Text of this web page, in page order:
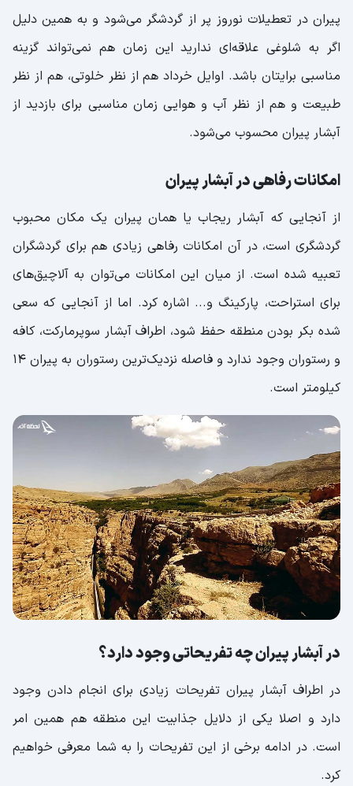
پیران در تعطیلات نوروز پر از گردشگر می‌شود و به همین دلیل
اگر به شلوغی علاقه‌ای ندارید این زمان هم نمی‌تواند گزینه
مناسبی برایتان باشد. اوایل خرداد هم از نظر خلوتی، هم از نظر
طبیعت و هم از نظر آب و هوایی زمان مناسبی برای بازدید از
آبشار پیران محسوب می‌شود.
امکانات رفاهی در آبشار پیران
از آنجایی که آبشار ریجاب یا همان پیران یک مکان محبوب
گردشگری است، در آن امکانات رفاهی زیادی هم برای گردشگران
تعبیه شده است. از میان این امکانات می‌توان به آلاچیق‌های
برای استراحت، پارکینگ و... اشاره کرد. اما از آنجایی که سعی
شده بکر بودن منطقه حفظ شود، اطراف آبشار سوپرمارکت، کافه
و رستوران وجود ندارد و فاصله نزدیک‌ترین رستوران به پیران 14
کیلومتر است.
در آبشار پیران چه تفریحاتی وجود دارد؟
در اطراف آبشار پیران تفریحات زیادی برای انجام دادن وجود
دارد و اصلا یکی از دلایل جذابیت این منطقه هم همین امر
است. در ادامه برخی از این تفریحات را به شما معرفی خواهیم
کرد.